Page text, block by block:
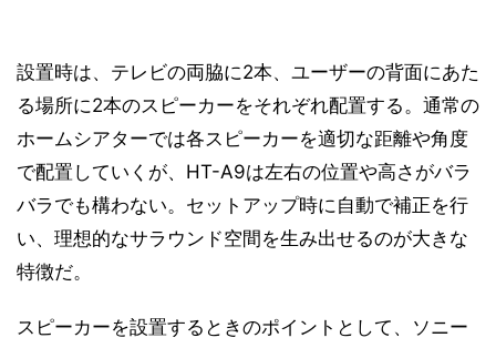
設置時は、テレビの両脇に2本、ユーザーの背面にあた
る場所に2本のスピーカーをそれぞれ配置する。通常の
ホームシアターでは各スピーカーを適切な距離や角度
で配置していくが、HT-A9は左右の位置や高さがバラ
バラでも構わない。セットアップ時に自動で補正を行
い、理想的なサラウンド空間を生み出せるのが大きな
特徴だ。
スピーカーを設置するときのポイントとして、ソニー